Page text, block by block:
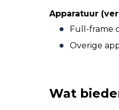
Apparatuur
Full-frame
Overige
Wat